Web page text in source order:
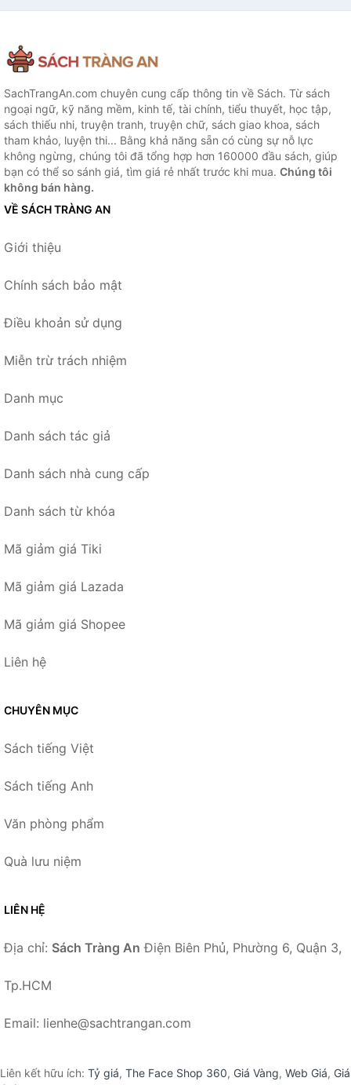
SachTrangAn.com chuyên cung cấp thông tin về Sách. Từ sách
ngoại ngữ, kỹ năng mềm, kinh tế, tài chính, tiểu thuyết, học tập,
sách thiếu nhi, truyện tranh, truyện chữ, sách giao khoa, sách
tham khảo, luyện thi... Bằng khả năng sẵn có cùng sự nỗ lực
không ngừng, chúng tôi đã tổng hợp hơn 160000 đầu sách, giúp
bạn có thể so sánh giá, tìm giá rẻ nhất trước khi mua. Chúng tôi
không bán hàng.
VỀ SÁCH TRÀNG AN
Giới thiệu
Chính sách bảo mật
Điều khoản sử dụng
Miễn trừ trách nhiệm
Danh mục
Danh sách tác giả
Danh sách nhà cung cấp
Danh sách từ khóa
Mã giảm giá Tiki
Mã giảm giá Lazada
Mã giảm giá Shopee
Liên hệ
CHUYÊN MỤC
Sách tiếng Việt
Sách tiếng Anh
Văn phòng phẩm
Quà lưu niệm
LIÊN HỆ
Địa chỉ: Sách Tràng An Điện Biên Phủ, Phường 6, Quận 3,
Tp.HCM
Email: lienhe@sachtrangan.com
Liên kết hữu ích: Tỷ giá, The Face Shop 360, Giá Vàng, Web Giá, Giá